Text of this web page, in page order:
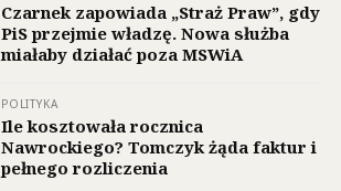
Czarnek zapowiada „Straż Praw”, gdy
PiS przejmie władzę. Nowa służba
miałaby działać poza MSWiA
POLITYKA
Ile kosztowała rocznica
Nawrockiego? Tomczyk żąda faktur i
pełnego rozliczenia